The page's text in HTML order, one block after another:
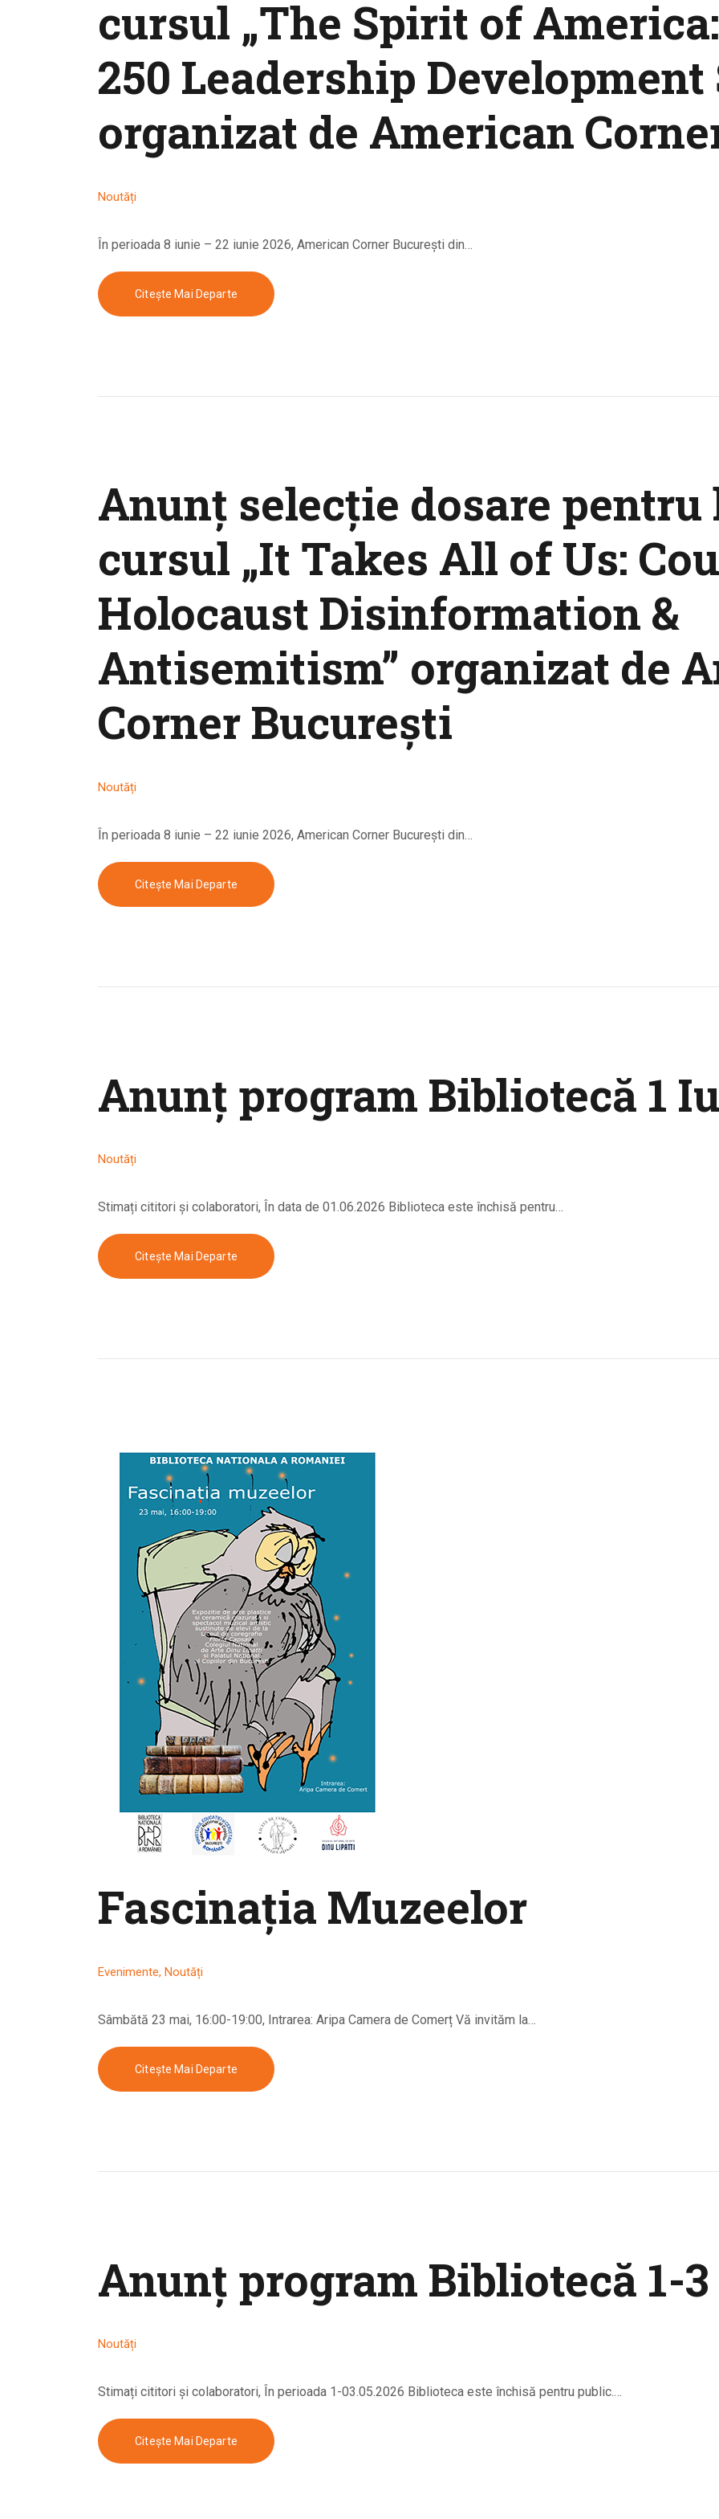
SPAȚII
NOUTĂȚI
cursul „The Spirit of
250 Leadership Development
organizat de American
Noutăți
În perioada 8 iunie – 22 iunie 2026, American Corner București din…
Citește Mai Departe
Anunț selecție dosare
cursul „It Takes All of Us:
Holocaust Disinformation &
Antisemitism” organizat de
Corner București
Noutăți
În perioada 8 iunie – 22 iunie 2026, American Corner București din…
Citește Mai Departe
Anunț program Bibliotecă 1
Noutăți
Stimați cititori și colaboratori, În data de 01.06.2026 Biblioteca este închisă pentru…
Citește Mai Departe
Fascinaţia Muzeelor
Evenimente, Noutăți
Sâmbătă 23 mai, 16:00-19:00, Intrarea: Aripa Camera de Comerț Vă invităm la…
Citește Mai Departe
Anunț program Bibliotecă 1-
Noutăți
Stimați cititori și colaboratori, În perioada 1-03.05.2026 Biblioteca este închisă pentru public.…
Citește Mai Departe